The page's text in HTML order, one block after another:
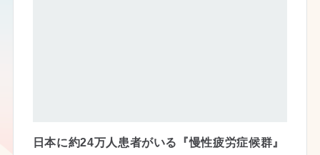
日本に約24万人患者がいる『慢性疲労症候群』